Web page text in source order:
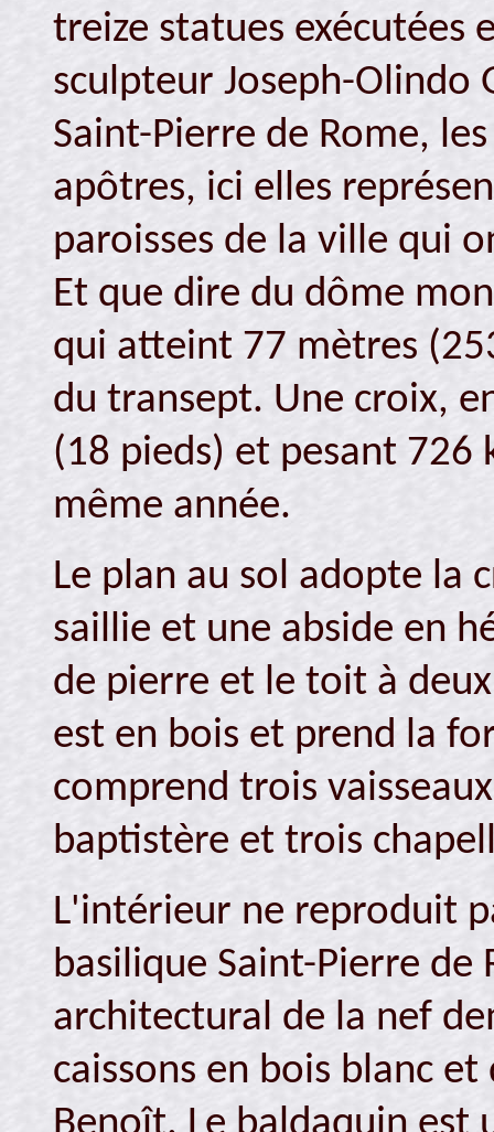
treize statues exécutées
sculpteur Joseph-
Saint-Pierre de Rome,
apôtres, ici elles
paroisses de la ville qui
Et que dire du dôme
qui atteint 77 mètres
du transept. Une croix,
(18 pieds) et pesant 726
même année.
Le plan au sol adopte la
saillie et une abside en
de pierre et le toit à
est en bois et prend la
comprend trois
baptistère et trois
L'intérieur ne reproduit
basilique Saint-Pierre de
architectural de la nef
caissons en bois blanc